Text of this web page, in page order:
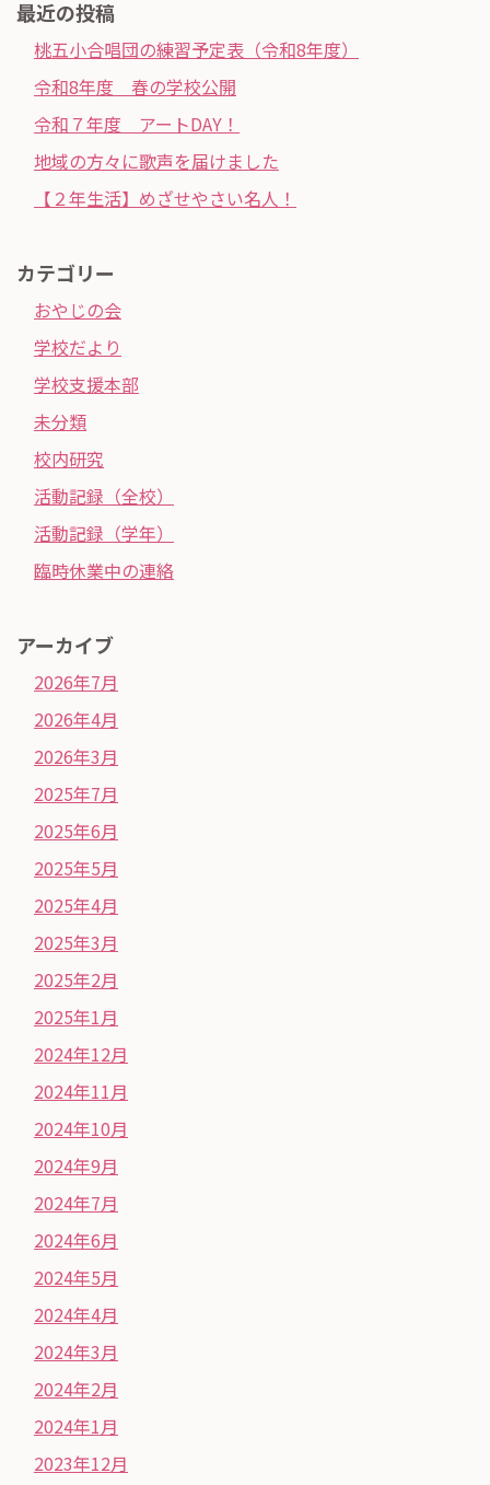
最近の投稿
桃五小合唱団の練習予定表（令和8年度）
令和8年度 春の学校公開
令和７年度 アートDAY！
地域の方々に歌声を届けました
【２年生活】めざせやさい名人！
カテゴリー
おやじの会
学校だより
学校支援本部
未分類
校内研究
活動記録（全校）
活動記録（学年）
臨時休業中の連絡
アーカイブ
2026年7月
2026年4月
2026年3月
2025年7月
2025年6月
2025年5月
2025年4月
2025年3月
2025年2月
2025年1月
2024年12月
2024年11月
2024年10月
2024年9月
2024年7月
2024年6月
2024年5月
2024年4月
2024年3月
2024年2月
2024年1月
2023年12月